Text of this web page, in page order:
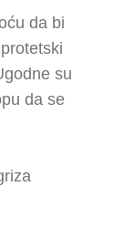
da bi
su
da se